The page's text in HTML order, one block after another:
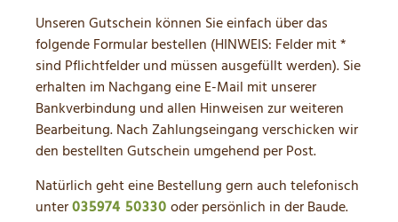
Unseren Gutschein können Sie einfach über das
folgende Formular bestellen (HINWEIS: Felder mit *
sind Pflichtfelder und müssen ausgefüllt werden). Sie
erhalten im Nachgang eine E-Mail mit unserer
Bankverbindung und allen Hinweisen zur weiteren
Bearbeitung. Nach Zahlungseingang verschicken wir
den bestellten Gutschein umgehend per Post.
Natürlich geht eine Bestellung gern auch telefonisch
unter035974 50330 oder persönlich in der Baude.